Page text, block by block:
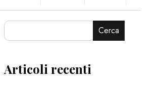
Cerca
Articoli recenti